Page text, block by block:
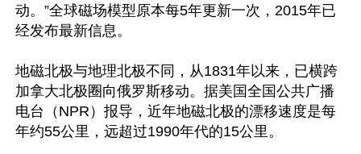
动。”全球磁场模型原本每5年更新一次，2015年已
经发布最新信息。
地磁北极与地理北极不同，从1831年以来，已横跨
加拿大北极圈向俄罗斯移动。据美国全国公共广播
电台（NPR）报导，近年地磁北极的漂移速度是每
年约55公里，远超过1990年代的15公里。